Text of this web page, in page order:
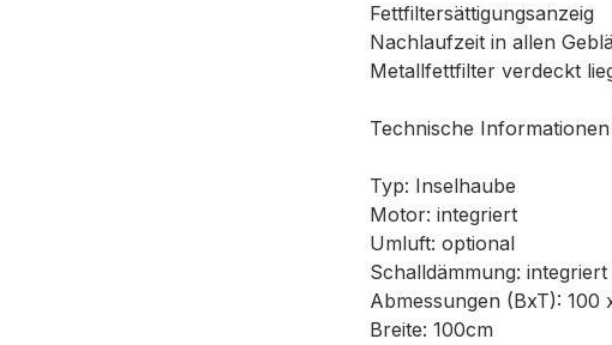
Fettfiltersättigungsanzeig
Nachlaufzeit in allen
Metallfettfilter verdeckt
Technische Informationen
Typ: Inselhaube
Motor: integriert
Umluft: optional
Schalldämmung: integriert
Abmessungen (BxT): 100
Breite: 100cm